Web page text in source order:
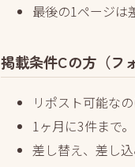
最後の1ページは
掲載条件Cの方（フ
リポスト可能な
1ヶ月に3件まで。
差し替え、差し